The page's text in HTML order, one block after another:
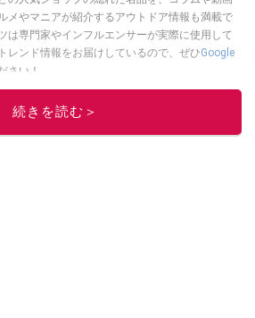
メやマニアが紹介するアウトドア情報も満載で
は専門家やインフルエンサーが実際に使用して
レンド情報をお届けしているので、ぜひGoogle
さい！
続きを読む＞